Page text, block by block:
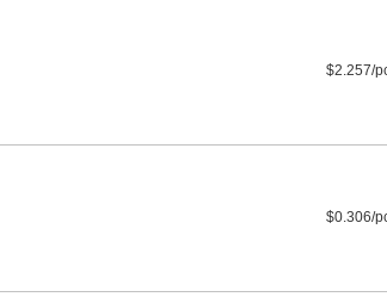
$2.257/
$0.306/